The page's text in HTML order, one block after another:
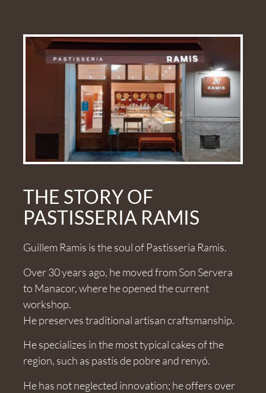
THE STORY OF
PASTISSERIA RAMIS
Guillem Ramis is the soul of Pastisseria Ramis.
Over 30 years ago, he moved from Son Servera
to Manacor, where he opened the current
workshop.
He preserves traditional artisan craftsmanship.
He specializes in the most typical cakes of the
region, such as pastís de pobre and renyó.
He has not neglected innovation; he offers over